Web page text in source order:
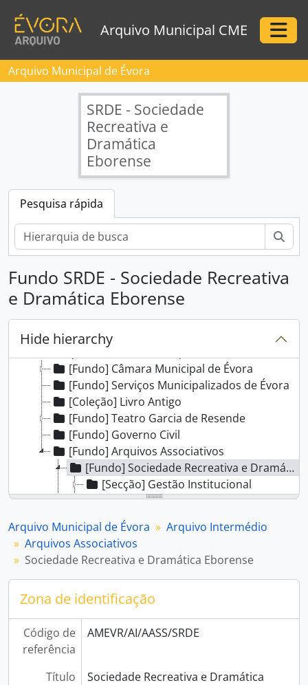
Arquivo Municipal CME
Arquivo Municipal de Évora
SRDE - Sociedade
Recreativa e
Dramática
Eborense
Pesquisa rápida
Fundo SRDE - Sociedade Recreativa
e Dramática Eborense
Hide hierarchy
[Instituição arquivística] Arquivo Municipal de Évora
[Arquivo Intermédio] Arquivo Intermédio
[Fundo] Câmara Municipal de Évora
[Fundo] Serviços Municipalizados de Évora
[Coleção] Livro Antigo
[Fundo] Teatro Garcia de Resende
[Fundo] Governo Civil
[Fundo] Arquivos Associativos
[Fundo] Sociedade Recreativa e Dramática Eborense
[Secção] Gestão Institucional
[Secção] Gestão dos Associados
[Secção] Gestão Administrativa
[Secção] Gestão Financeira
[Secção] Atividades e Iniciativas
[Fundo] Lusitano Ginásio Clube
[Fundo] Associação Comercial do Distrito de Évora
[Fundo] Associação Humanitária dos Bombeiros Voluntários de Évora
Arquivo Municipal de Évora
Arquivo Intermédio
Arquivos Associativos
Sociedade Recreativa e Dramática Eborense
Zona de identificação
Código de
referência
AMEVR/AI/AASS/SRDE
Título
Sociedade Recreativa e Dramática